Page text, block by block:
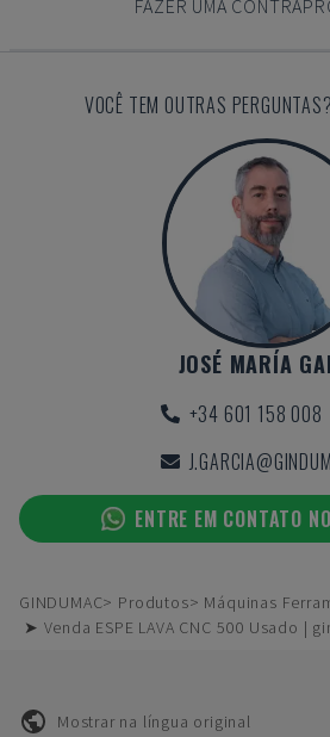
FAZER UMA
VOCÊ TEM OUTRAS
JOSÉ MARÍA
+34 601 158 008
ENTRE EM CONTATO
GINDUMAC Produtos
Máquinas
➤ Venda ESPE LAVA CNC 500 Usado |
Mostrar na língua original